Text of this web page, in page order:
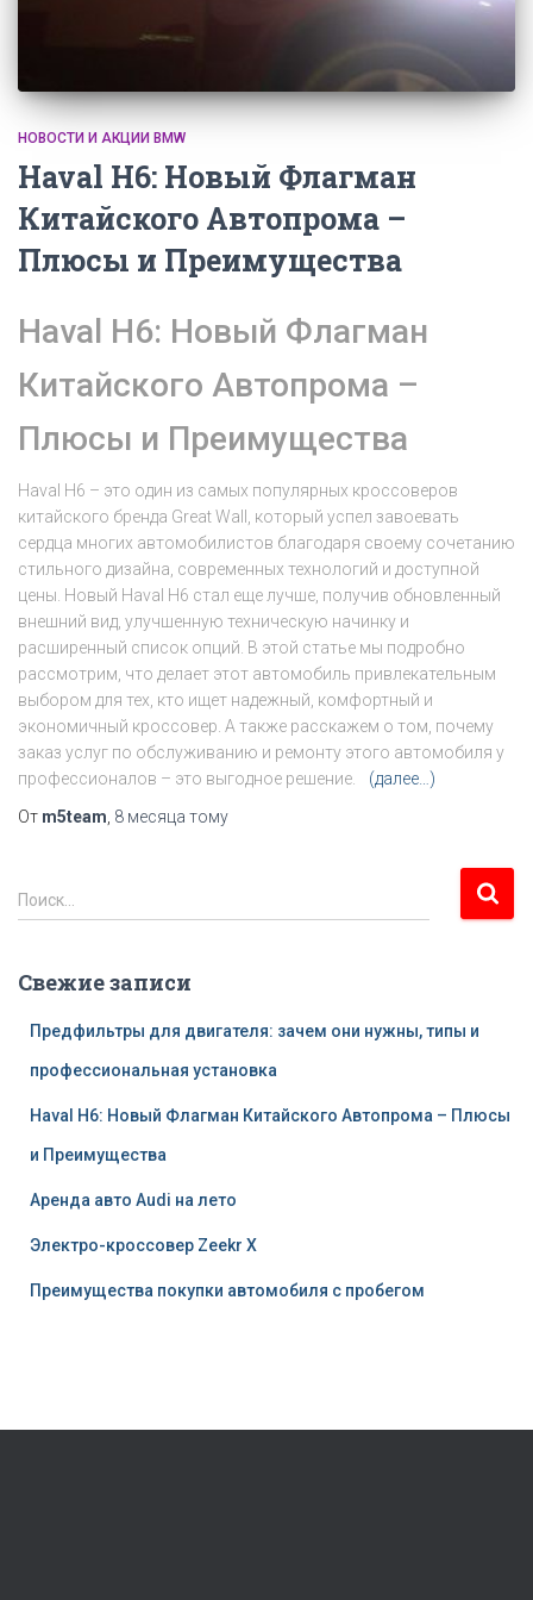
НОВОСТИ И АКЦИИ BMW
Haval H6: Новый Флагман
Китайского Автопрома –
Плюсы и Преимущества
Haval H6: Новый Флагман
Китайского Автопрома –
Плюсы и Преимущества
Haval H6 – это один из самых популярных кроссоверов
китайского бренда Great Wall, который успел завоевать
сердца многих автомобилистов благодаря своему сочетанию
стильного дизайна, современных технологий и доступной
цены. Новый Haval H6 стал еще лучше, получив обновленный
внешний вид, улучшенную техническую начинку и
расширенный список опций. В этой статье мы подробно
рассмотрим, что делает этот автомобиль привлекательным
выбором для тех, кто ищет надежный, комфортный и
экономичный кроссовер. А также расскажем о том, почему
заказ услуг по обслуживанию и ремонту этого автомобиля у
профессионалов – это выгодное решение.
(далее…)
От m5team 8 месяца тому
Н
а
и
Поиск…
Свежие записи
Предфильтры для двигателя: зачем они нужны, типы и
профессиональная установка
Haval H6: Новый Флагман Китайского Автопрома – Плюсы
и Преимущества
Аренда авто Audi на лето
Электро-кроссовер Zeekr X
Преимущества покупки автомобиля с пробегом